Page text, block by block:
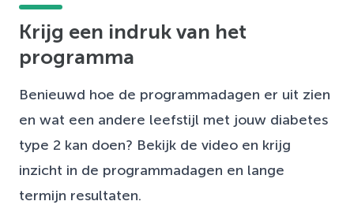
Krijg een indruk van het
programma
Benieuwd hoe de programmadagen er uit zien
en wat een andere leefstijl met jouw diabetes
type 2 kan doen? Bekijk de video en krijg
inzicht in de programmadagen en lange
termijn resultaten.